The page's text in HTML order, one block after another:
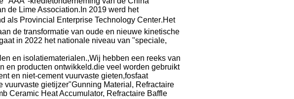
de Lime Association.In 2019 werd het
Provincial Enterprise Technology Center.Het
de transformatie van oude en nieuwe kinetische
in 2022 het nationale niveau van "speciale,
en isolatiematerialen.,Wij hebben een reeks van
en producten ontwikkeld.die veel worden gebruikt
en niet-cement vuurvaste gieten,fosfaat
gietijzer"Gunning Material, Refractaire
Ceramic Heat Accumulator, Refractaire Baffle